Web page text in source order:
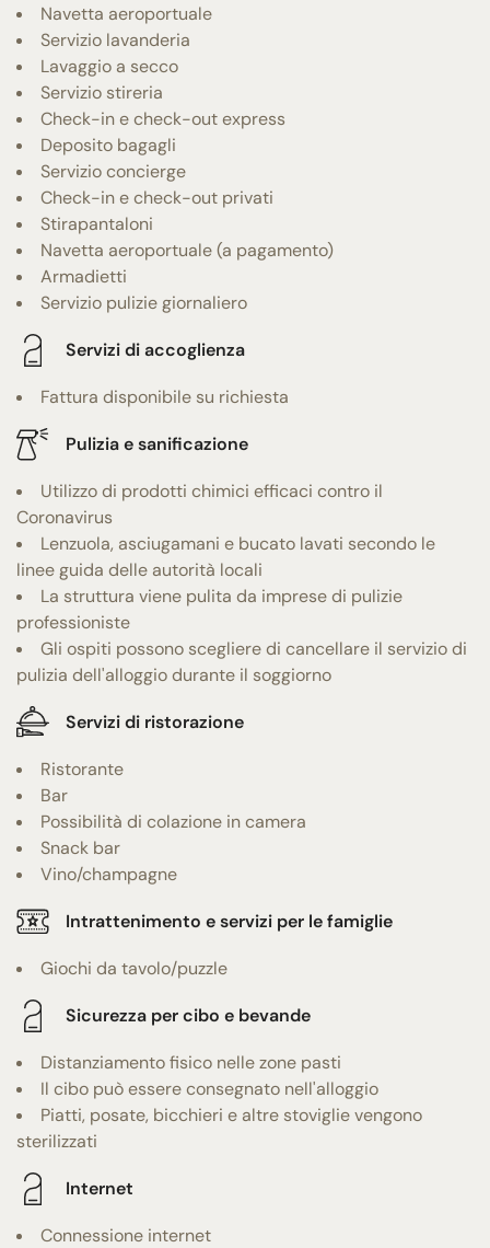
Navetta aeroportuale
Servizio lavanderia
Lavaggio a secco
Servizio stireria
Check-in e check-out express
Deposito bagagli
Servizio concierge
Check-in e check-out privati
Stirapantaloni
Navetta aeroportuale (a pagamento)
Armadietti
Servizio pulizie giornaliero
Servizi di accoglienza
Fattura disponibile su richiesta
Pulizia e sanificazione
Utilizzo di prodotti chimici efficaci contro il
Coronavirus
Lenzuola, asciugamani e bucato lavati secondo le
linee guida delle autorità locali
La struttura viene pulita da imprese di pulizie
professioniste
Gli ospiti possono scegliere di cancellare il servizio di
pulizia dell'alloggio durante il soggiorno
Servizi di ristorazione
Ristorante
Bar
Possibilità di colazione in camera
Snack bar
Vino/champagne
Intrattenimento e servizi per le famiglie
Giochi da tavolo/puzzle
Sicurezza per cibo e bevande
Distanziamento fisico nelle zone pasti
Il cibo può essere consegnato nell'alloggio
Piatti, posate, bicchieri e altre stoviglie vengono
sterilizzati
Internet
Connessione internet